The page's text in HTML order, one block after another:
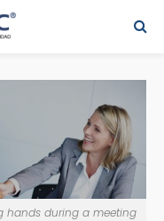
hands during a meeting